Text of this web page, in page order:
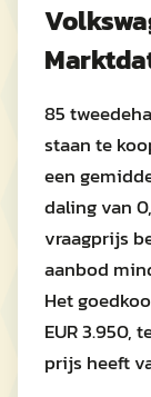
85
staan te
een
daling van
vraagprijs
aanbod
Het
EUR 3.950,
prijs heeft